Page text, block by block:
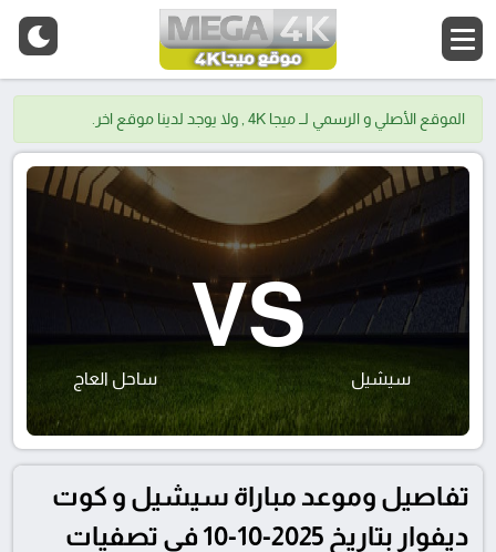
الموقع الأصلي و الرسمي لــ ميجا 4K , ولا يوجد لدينا موقع اخر.
سيشيل
VS
ساحل العاج
تفاصيل وموعد مباراة سيشيل و كوت
ديفوار بتاريخ 2025-10-10 في تصفيات